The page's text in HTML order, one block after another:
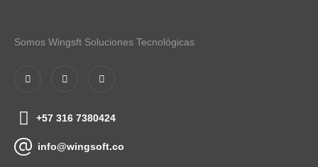
Somos Wingsft Soluciones Tecnológicas
+57 316 7380424
info@wingsoft.co